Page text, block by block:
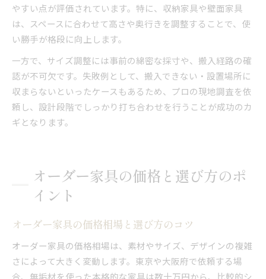
やすい点が評価されています。特に、収納家具や壁面家具
は、スペースに合わせて高さや奥行きを調整することで、使
い勝手が格段に向上します。
一方で、サイズ調整には事前の綿密な採寸や、搬入経路の確
認が不可欠です。失敗例として、搬入できない・設置場所に
収まらないといったケースもあるため、プロの現地調査を依
頼し、設計段階でしっかり打ち合わせを行うことが成功のカ
ギとなります。
オーダー家具の価格と選び方のポ
イント
オーダー家具の価格相場と選び方のコツ
オーダー家具の価格相場は、素材やサイズ、デザインの複雑
さによって大きく変動します。東京や大阪府で依頼する場
合、無垢材を使った本格的な家具は数十万円から、比較的シ